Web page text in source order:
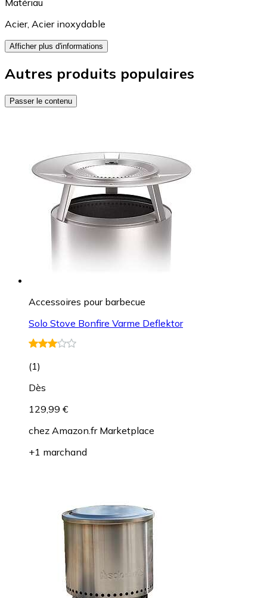
Matériau
Acier, Acier inoxydable
Afficher plus d'informations
Autres produits populaires
Passer le contenu
Accessoires pour barbecue
Solo Stove Bonfire Varme Deflektor
(1)
Dès
129,99 €
chez Amazon.fr Marketplace
+1 marchand